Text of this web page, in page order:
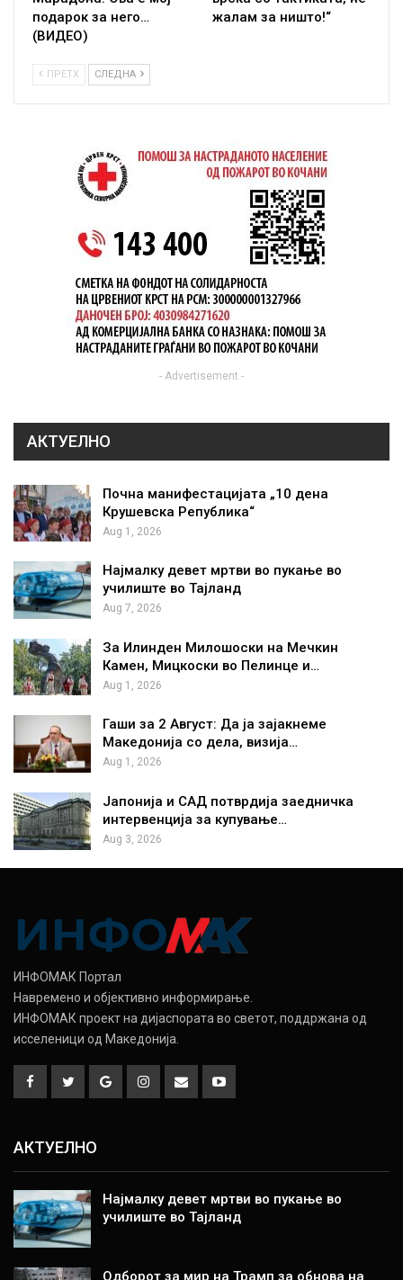
подарок за него…
(ВИДЕО)
жалам за ништо!“
ПРЕТХ СЛЕДНА
- Advertisement -
АКТУЕЛНО
Почна манифестацијата „10 дена
Крушевска Република“
Aug 1, 2026
Најмалку девет мртви во пукање во
училиште во Тајланд
Aug 7, 2026
За Илинден Милошоски на Мечкин
Камен, Мицкоски во Пелинце и…
Aug 1, 2026
Гаши за 2 Август: Да ја зајакнеме
Македонија со дела, визија…
Aug 1, 2026
Јапонија и САД потврдија заедничка
интервенција за купување…
Aug 3, 2026
ИНФОМАК Портал
Навремено и објективно информирање.
ИНФОМАК проект на дијаспората во светот, поддржана од
исселеници од Македонија.
АКТУЕЛНО
Најмалку девет мртви во пукање во
училиште во Тајланд
Одборот за мир на Трамп за обнова на